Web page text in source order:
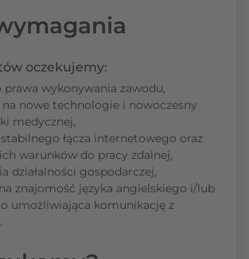
oczekujemy:
wykonywania zawodu,
nowe technologie i nowoczesny
medycznej,
łącza internetowego oraz
warunków do pracy zdalnej,
działalności gospodarczej,
znajomość języka angielskiego i/lub
umożliwiająca komunikację z